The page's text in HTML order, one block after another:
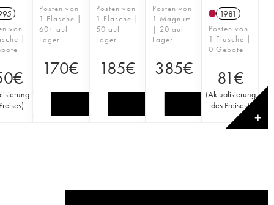
von
|
€
)
Posten von
1 Flasche |
60+ auf
Lager
170€
Posten von
1 Flasche |
50 auf
Lager
185€
Posten von
1 Magnum
| 20 auf
Lager
385€
1981
Posten von
1 Flasche |
0 Gebote
81€
(Aktualisierung
des Preises)
✕